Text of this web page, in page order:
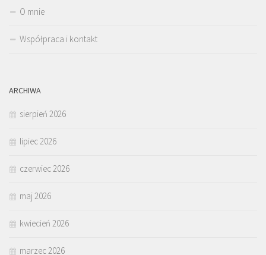
O mnie
Współpraca i kontakt
ARCHIWA
sierpień 2026
lipiec 2026
czerwiec 2026
maj 2026
kwiecień 2026
marzec 2026